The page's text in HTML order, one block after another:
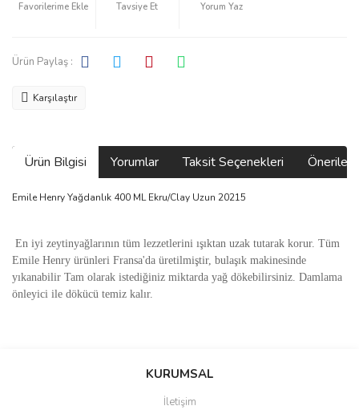
Tavsiye Et Yorum Yaz
Ürün Paylaş :
Karşılaştır
Ürün Bilgisi Yorumlar Taksit Seçenekleri
Emile Henry Yağdanlık 400 ML Ekru/Clay Uzun 20215
En iyi zeytinyağlarının tüm lezzetlerini ışıktan uzak tutarak korur. Tüm
Emile Henry ürünleri Fransa'da üretilmiştir, bulaşık makinesinde
yıkanabilir Tam olarak istediğiniz miktarda yağ dökebilirsiniz. Damlama
önleyici ile dökücü temiz kalır.
Bu ürüne ilk yorumu siz yapın!
KURUMSAL
İletişim